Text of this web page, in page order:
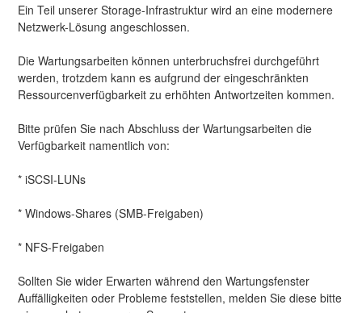
Ein Teil unserer Storage-Infrastruktur wird an eine modernere
Netzwerk-Lösung angeschlossen.
Die Wartungsarbeiten können unterbruchsfrei durchgeführt
werden, trotzdem kann es aufgrund der eingeschränkten
Ressourcenverfügbarkeit zu erhöhten Antwortzeiten kommen.
Bitte prüfen Sie nach Abschluss der Wartungsarbeiten die
Verfügbarkeit namentlich von:
* iSCSI-LUNs
* Windows-Shares (SMB-Freigaben)
* NFS-Freigaben
Sollten Sie wider Erwarten während den Wartungsfenster
Auffälligkeiten oder Probleme feststellen, melden Sie diese bitte